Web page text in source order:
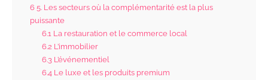
65. Les secteurs où la complémentarité est la plus
puissante
6.1La restauration et le commerce local
6.2L’immobilier
6.3L’événementiel
6.4Le luxe et les produits premium